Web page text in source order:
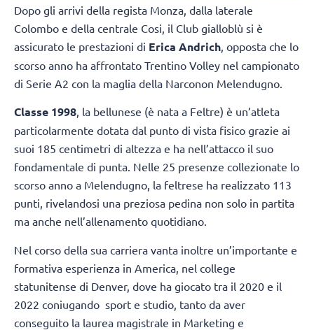
Dopo gli arrivi della regista Monza, dalla laterale
Colombo e della centrale Cosi, il Club gialloblù si è
assicurato le prestazioni di Erica Andrich, opposta che lo
scorso anno ha affrontato Trentino Volley nel campionato
di Serie A2 con la maglia della Narconon Melendugno.
Classe 1998, la bellunese (è nata a Feltre) è un’atleta
particolarmente dotata dal punto di vista fisico grazie ai
suoi 185 centimetri di altezza e ha nell’attacco il suo
fondamentale di punta. Nelle 25 presenze collezionate lo
scorso anno a Melendugno, la feltrese ha realizzato 113
punti, rivelandosi una preziosa pedina non solo in partita
ma anche nell’allenamento quotidiano.
Nel corso della sua carriera vanta inoltre un’importante e
formativa esperienza in America, nel college
statunitense di Denver, dove ha giocato tra il 2020 e il
2022 coniugando sport e studio, tanto da aver
conseguito la laurea magistrale in Marketing e